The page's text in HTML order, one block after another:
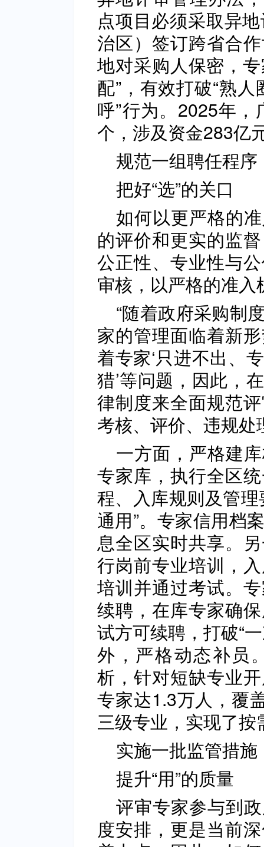
点项目必须采取异
治区）签订跨省合
地对采购人保密，
配”，有效打破“熟人
呼”行为。2025年
个，涉及资金283亿
规范一组聘任程序
把好“选”的关口
如何以更严格的
的评价和更实的监
公正性、专业性与
审核，以严格的准
“随着政府采购制
家的管理面临着新
着专家‘只进不出、
猎’等问题，因此，
律制度来全面规范
考核、评价、违规处
一方面，严格建
专家库，执行全区
程、入库规则及管
通用”。专家信用档
息全区实时共享。
行岗前专业培训，
培训并通过考试。
续聘，在库专家确
试方可续聘，打破“
外，严格动态补员
析，针对短缺专业
专家达1.3万人，覆
三级专业，实现了
实施一批监管措施
提升“用”的质量
评审专家参与到
度安排，更是当前